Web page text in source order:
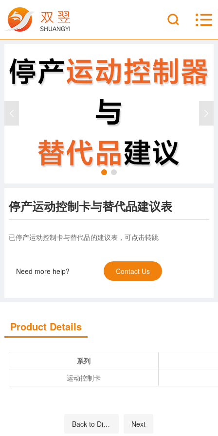
停产运动控制卡与替代品建议表
已停产运动控制卡与替代品的建议表，可点击转跳
Need more help? Contact Us
Product Details
系列
运动控制卡
Back to Directory Next